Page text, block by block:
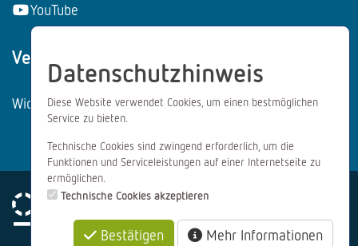
YouTube
Vertrag wiederrufen:
Widerrufsformular
Impressum Datenschutz AGB
Datenschutzhinweis
Diese Website verwendet Cookies, um einen bestmöglichen
Service zu bieten.
Technische Cookies sind zwingend erforderlich, um die
Funktionen und Serviceleistungen auf einer Internetseite zu
ermöglichen.
Technische Cookies akzeptieren
Bestätigen Mehr Informationen